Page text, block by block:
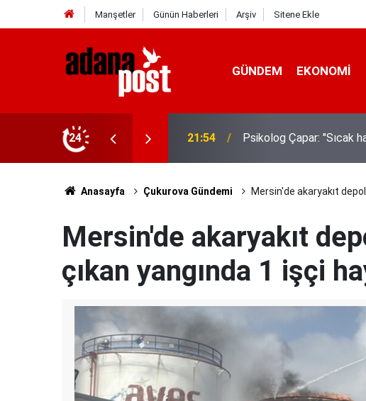
Manşetler Günün Haberleri Arşiv Sitene Ekle
GÜNDEM EKONOMI
24
sabırsız ve öfkeli hissedebiliriz" 21:49 Kavurucu sıcakta hem
Anasayfa Çukurova Gündemi Mersin'de akaryakıt
Mersin'de akaryakıt
çıkan yangında 1 işçi